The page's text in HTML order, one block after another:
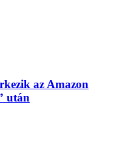
az Amazon
után